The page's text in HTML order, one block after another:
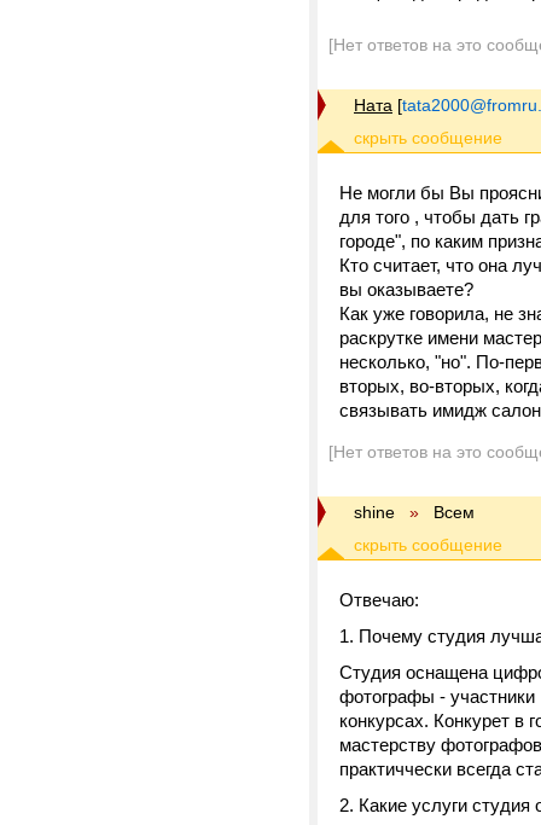
[Нет ответов на это
Ната [
Не могли бы Вы
для того , чтобы дать
городе", по каким
Кто считает, что она
вы оказываете?
Как уже говорила, не
раскрутке имени
несколько, "но". По-
вторых, во-вторых,
связывать имидж
[Нет ответов на это
shine » Всем
Отвечаю:
1. Почему студия
Студия оснащена
фотографы - участники
конкурсах. Конкурет в
мастерству
практиччески всегда
2. Какие услуги студия